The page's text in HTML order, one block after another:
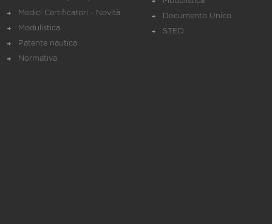
Medici Certificatori - Novità
Modulistica
Patente nautica
Normativa
Documento Unico
STED